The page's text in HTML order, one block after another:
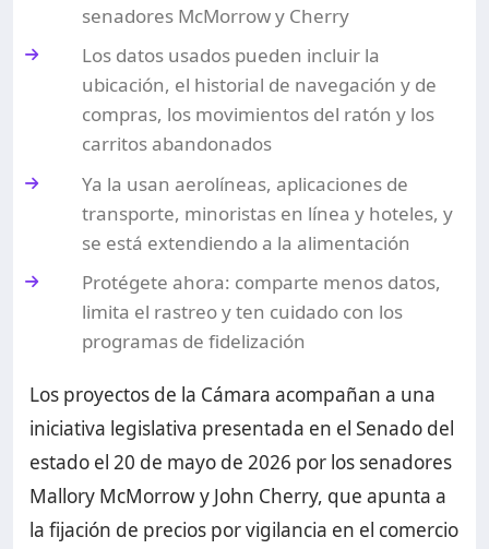
senadores McMorrow y Cherry
Los datos usados pueden incluir la
ubicación, el historial de navegación y de
compras, los movimientos del ratón y los
carritos abandonados
Ya la usan aerolíneas, aplicaciones de
transporte, minoristas en línea y hoteles, y
se está extendiendo a la alimentación
Protégete ahora: comparte menos datos,
limita el rastreo y ten cuidado con los
programas de fidelización
Los proyectos de la Cámara acompañan a una
iniciativa legislativa presentada en el Senado del
estado el 20 de mayo de 2026 por los senadores
Mallory McMorrow y John Cherry, que apunta a
la fijación de precios por vigilancia en el comercio